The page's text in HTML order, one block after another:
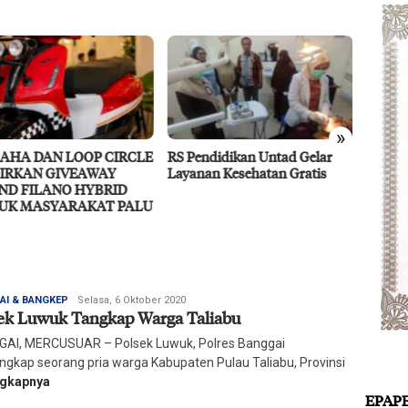
»
Untad Gelar
Kesehatan Gratis
Didukung MIND ID, PT Vale
Percepat Pengembangan
& BANGKEP Redaksi
Harian
Mercusuar
Selasa, 6 Oktober 2020
Luwuk Tangkap Warga Taliabu
MERCUSUAR – Polsek Luwuk, Polres Banggai
seorang pria warga Kabupaten Pulau Taliabu, Provinsi